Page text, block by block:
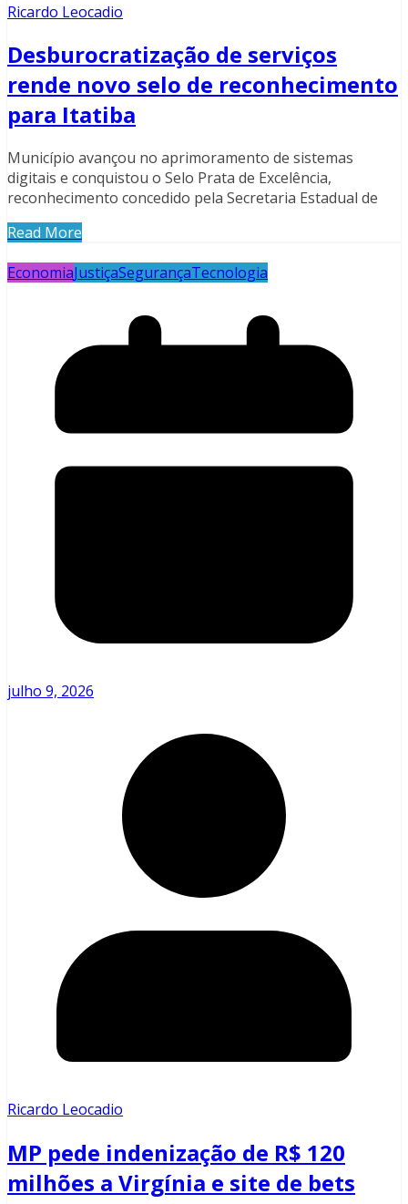
Ricardo Leocadio
Desburocratização de serviços
rende novo selo de reconhecimento
para Itatiba
Município avançou no aprimoramento de sistemas
digitais e conquistou o Selo Prata de Excelência,
reconhecimento concedido pela Secretaria Estadual de
Read More
EconomiaJustiçaSegurançaTecnologia
julho 9, 2026
Ricardo Leocadio
MP pede indenização de R$ 120
milhões a Virgínia e site de bets